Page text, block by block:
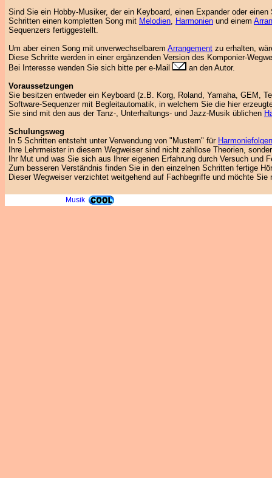
Sind Sie ein Hobby-Musiker, der ein Keyboard, einen Expander oder
Schritten einen kompletten Song mit Melodien, Harmonien und einem
Sequenzers fertiggestellt.
Um aber einen Song mit unverwechselbarem Arrangement zu erhalten,
Diese Schritte werden in einer ergänzenden Version des Komponier-
Bei Interesse wenden Sie sich bitte per e-Mail
an den Autor.
Voraussetzungen
Sie besitzen entweder ein Keyboard (z.B. Korg, Roland, Yamaha, GEM,
Software-Sequenzer mit Begleitautomatik, in welchem Sie die hier
Sie sind mit den aus der Tanz-, Unterhaltungs- und Jazz-Musik üblichen
Schulungsweg
In 5 Schritten entsteht unter Verwendung von "Mustern" für Harmoniefolgen
Ihre Lehrmeister in diesem Wegweiser sind nicht zahllose Theorien,
Ihr Mut und was Sie sich aus Ihrer eigenen Erfahrung durch Versuch und
Zum besseren Verständnis finden Sie in den einzelnen Schritten fertige
Dieser Wegweiser verzichtet weitgehend auf Fachbegriffe und möchte
Musik